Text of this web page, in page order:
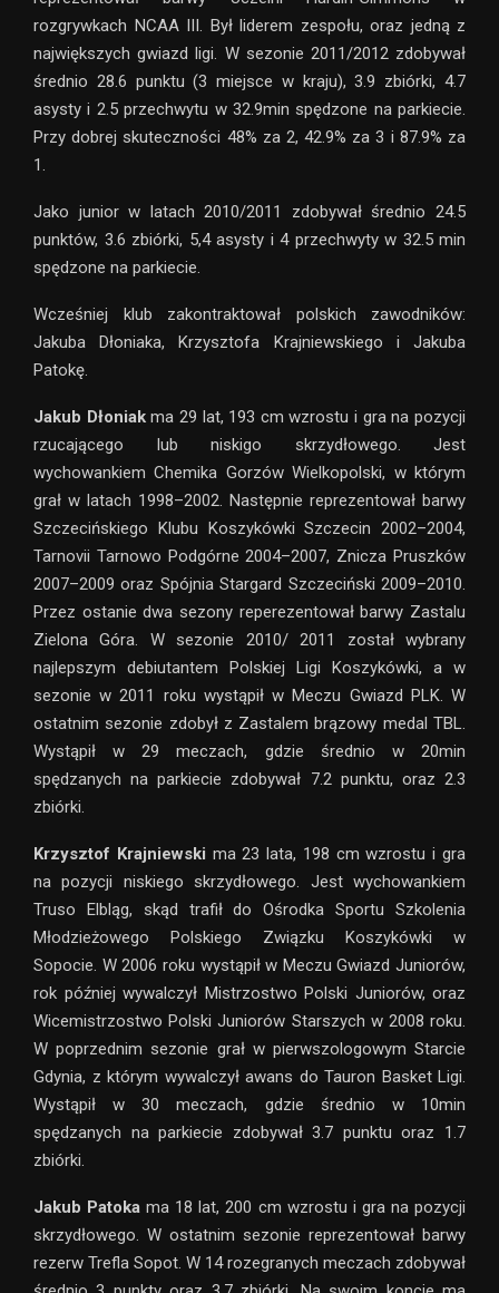
rozgrywkach NCAA III. Był liderem zespołu, oraz jedną z
największych gwiazd ligi. W sezonie 2011/2012 zdobywał
średnio 28.6 punktu (3 miejsce w kraju), 3.9 zbiórki, 4.7
asysty i 2.5 przechwytu w 32.9min spędzone na parkiecie.
Przy dobrej skuteczności 48% za 2, 42.9% za 3 i 87.9% za
1.
Jako junior w latach 2010/2011 zdobywał średnio 24.5
punktów, 3.6 zbiórki, 5,4 asysty i 4 przechwyty w 32.5 min
spędzone na parkiecie.
Wcześniej klub zakontraktował polskich zawodników:
Jakuba Dłoniaka, Krzysztofa Krajniewskiego i Jakuba
Patokę.
Jakub Dłoniakma 29 lat, 193 cm wzrostu i gra na pozycji
rzucającego lub niskigo skrzydłowego. Jest
wychowankiem Chemika Gorzów Wielkopolski, w którym
grał w latach 1998–2002. Następnie reprezentował barwy
Szczecińskiego Klubu Koszykówki Szczecin 2002–2004,
Tarnovii Tarnowo Podgórne 2004–2007, Znicza Pruszków
2007–2009 oraz Spójnia Stargard Szczeciński 2009–2010.
Przez ostanie dwa sezony reperezentował barwy Zastalu
Zielona Góra. W sezonie 2010/ 2011 został wybrany
najlepszym debiutantem Polskiej Ligi Koszykówki, a w
sezonie w 2011 roku wystąpił w Meczu Gwiazd PLK. W
ostatnim sezonie zdobył z Zastalem brązowy medal TBL.
Wystąpił w 29 meczach, gdzie średnio w 20min
spędzanych na parkiecie zdobywał 7.2 punktu, oraz 2.3
zbiórki.
Krzysztof Krajniewski ma 23 lata, 198 cm wzrostu i gra
na pozycji niskiego skrzydłowego. Jest wychowankiem
Truso Elbląg, skąd trafił do Ośrodka Sportu Szkolenia
Młodzieżowego Polskiego Związku Koszykówki w
Sopocie. W 2006 roku wystąpił w Meczu Gwiazd Juniorów,
rok później wywalczył Mistrzostwo Polski Juniorów, oraz
Wicemistrzostwo Polski Juniorów Starszych w 2008 roku.
W poprzednim sezonie grał w pierwszologowym Starcie
Gdynia, z którym wywalczył awans do Tauron Basket Ligi.
Wystąpił w 30 meczach, gdzie średnio w 10min
spędzanych na parkiecie zdobywał 3.7 punktu oraz 1.7
zbiórki.
Jakub Patoka ma 18 lat, 200 cm wzrostu i gra na pozycji
skrzydłowego. W ostatnim sezonie reprezentował barwy
rezerw Trefla Sopot. W 14 rozegranych meczach zdobywał